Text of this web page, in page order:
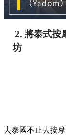
2. 將泰式按
坊
去泰國不止去按